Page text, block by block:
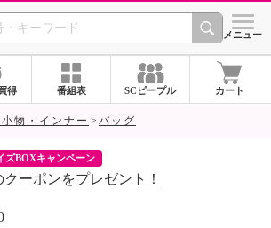
SHOP CHANNEL シメニュー
得 番組表 SCピープル カート
物・インナー バッグ
ズBOXキャンペーン
ーポンをプレゼント！